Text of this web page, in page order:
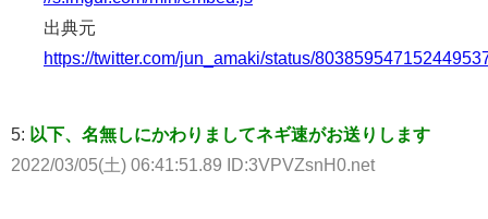
出典元
https://twitter.com/jun_amaki/status/
5: 以下、名無しにかわりましてネギ速がお送りします
2022/03/05(土) 06:41:51.89 ID:3VPVZsnH0.net